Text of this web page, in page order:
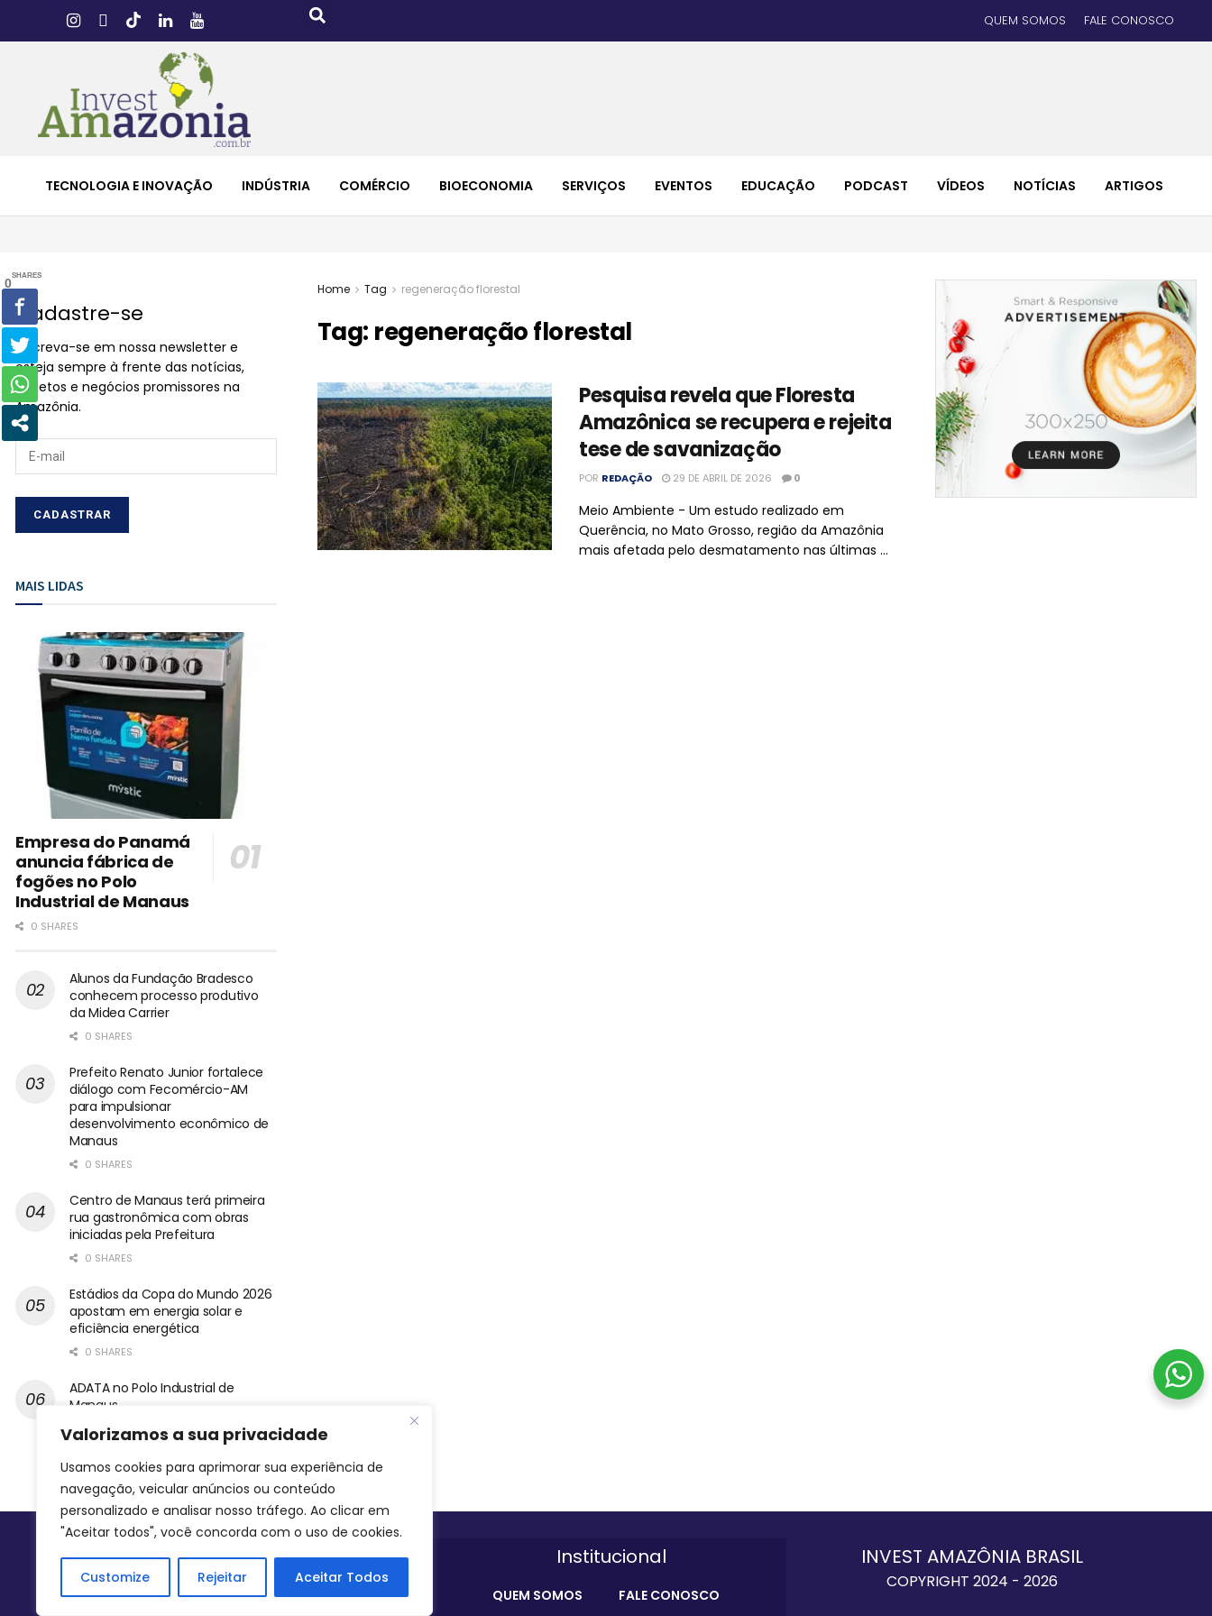
Valorizamos a sua privacidade
Usamos cookies para aprimorar sua experiência de
navegação, veicular anúncios ou conteúdo
personalizado e analisar nosso tráfego. Ao clicar em
"Aceitar todos", você concorda com o uso de cookies.
Customize Rejeitar Aceitar Todos
QUEM SOMOS FALE CONOSCO
TECNOLOGIA E INOVAÇÃO INDÚSTRIA COMÉRCIO BIOECONOMIA SERVIÇOS EVENTOS EDUCAÇÃO PODCAST VÍDEOS NOTÍCIAS ARTIGOS
Home Tag regeneração florestal
Tag: regeneração florestal
Pesquisa revela que Floresta
Amazônica se recupera e rejeita
tese de savanização
POR REDAÇÃO 29 DE ABRIL DE 2026 0
Meio Ambiente - Um estudo realizado em
Querência, no Mato Grosso, região da Amazônia
mais afetada pelo desmatamento nas últimas ...
Cadastre-se
Inscreva-se em nossa newsletter e
esteja sempre à frente das notícias,
projetos e negócios promissores na
Amazônia.
MAIS LIDAS
Empresa do Panamá
anuncia fábrica de
fogões no Polo
Industrial de Manaus
0 SHARES
Alunos da Fundação Bradesco
conhecem processo produtivo
da Midea Carrier
0 SHARES
Prefeito Renato Junior fortalece
diálogo com Fecomércio-AM
para impulsionar
desenvolvimento econômico de
Manaus
0 SHARES
Centro de Manaus terá primeira
rua gastronômica com obras
iniciadas pela Prefeitura
0 SHARES
Estádios da Copa do Mundo 2026
apostam em energia solar e
eficiência energética
0 SHARES
ADATA no Polo Industrial de
Manaus
0 SHARES
Siga-nos Institucional
QUEM SOMOS FALE CONOSCO
INVEST AMAZÔNIA BRASIL
COPYRIGHT 2024 - 2026
0
SHARES